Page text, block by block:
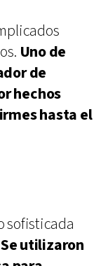
Uno de
de
hechos
hasta el
sofisticada
Se utilizaron